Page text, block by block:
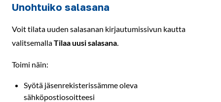
Unohtuiko salasana
Voit tilata uuden salasanan kirjautumissivun kautta
valitsemallaTilaa uusi salasana.
Toimi näin:
Syötä jäsenrekisterissämme oleva
sähköpostiosoitteesi